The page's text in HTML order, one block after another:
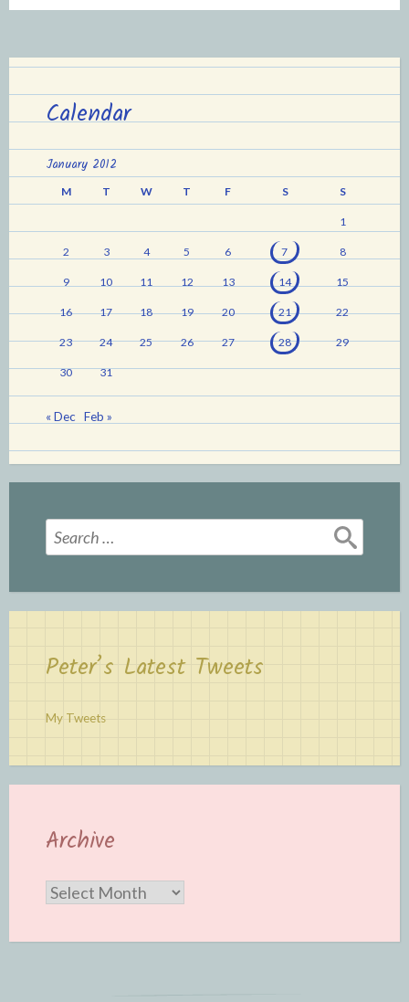
Calendar
January 2012
M T W T F S S
1
2 3 4 5 6 7 8
9 10 11 12 13 14 15
16 17 18 19 20 21 22
23 24 25 26 27 28 29
30 31
« Dec Feb »
Search
for:
Peter’s Latest Tweets
My Tweets
Archive
Archive